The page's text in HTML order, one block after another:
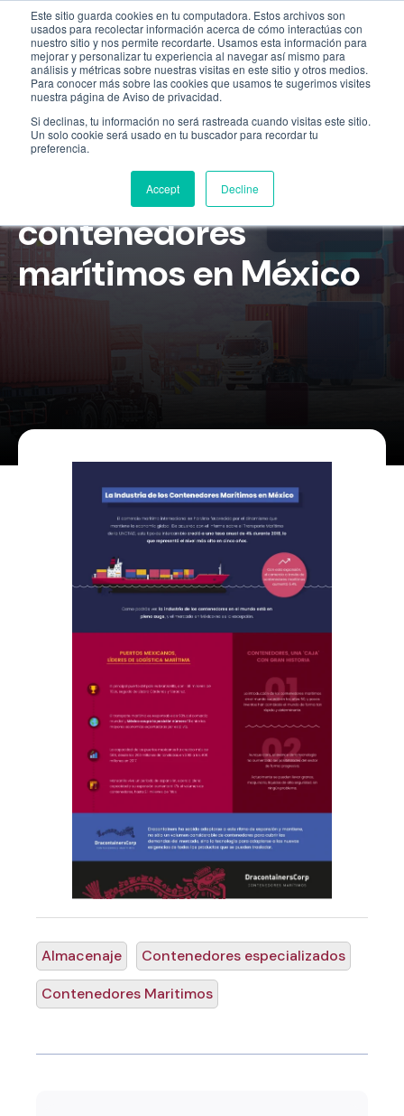
Este sitio guarda cookies en tu computadora. Estos archivos son
usados para recolectar información acerca de cómo interactúas con
nuestro sitio y nos permite recordarte. Usamos esta información para
mejorar y personalizar tu experiencia al navegar así mismo para
análisis y métricas sobre nuestras visitas en este sitio y otros medios.
Para conocer más sobre las cookies que usamos te sugerimos visites
nuestra página de Aviso de privacidad.
Si declinas, tu información no será rastreada cuando visitas este sitio.
Un solo cookie será usado en tu buscador para recordar tu
preferencia.
Accept Decline
Empresa 55 9331 4081 800 507 4073
Industria de los
contenedores
marítimos en México
Almacenaje
Contenedores especializados
Contenedores Maritimos